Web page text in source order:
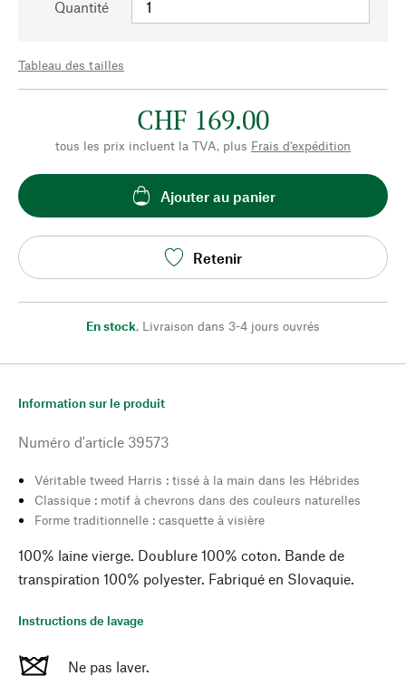
Quantité
Tableau des tailles
CHF 169.00
tous les prix incluent la TVA, plus Frais d'expédition
Ajouter au panier
Retenir
En stock, Livraison dans 3-4 jours ouvrés
Information sur le produit
Numéro d'article 39573
Véritable tweed Harris : tissé à la main dans les Hébrides
Classique : motif à chevrons dans des couleurs naturelles
Forme traditionnelle : casquette à visière
100% laine vierge. Doublure 100% coton. Bande de
transpiration 100% polyester. Fabriqué en Slovaquie.
Instructions de lavage
Ne pas laver.